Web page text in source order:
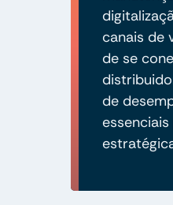
canais de
de se
de